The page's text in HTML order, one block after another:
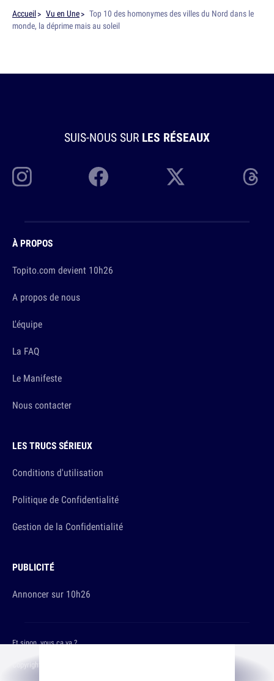
Accueil Vu en Une
Top 10 des homonymes des villes du Nord dans le
monde, la déprime mais au soleil
SUIS-NOUS SUR LES RÉSEAUX
À PROPOS
Topito.com devient 10h26
A propos de nous
L'équipe
La FAQ
Le Manifeste
Nous contacter
LES TRUCS SÉRIEUX
Conditions d'utilisation
Politique de Confidentialité
Gestion de la Confidentialité
PUBLICITÉ
Annoncer sur 10h26
Copyright © 2026 The Original Publishing Studio
Et sinon, vous ça va ?